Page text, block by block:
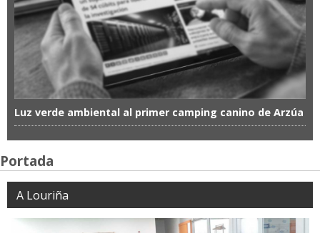
Luz verde ambiental al primer camping canino de Arzúa
Portada
A Louriña